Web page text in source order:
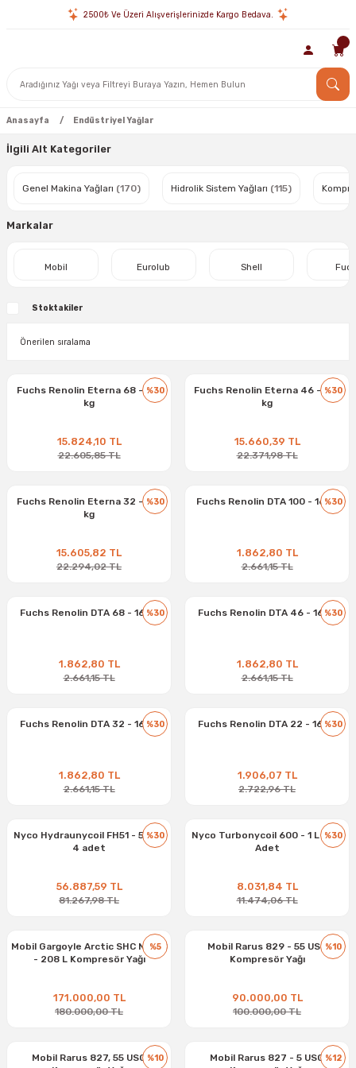
2500₺ Ve Üzeri Alışverişlerinizde Kargo Bedava.
Anasayfa Endüstriyel Yağlar
İlgili Alt Kategoriler
Genel Makina Yağları (170) Hidrolik Sistem Yağları (115)
Markalar
Mobil Eurolub Shell
Stoktakiler
%30
Fuchs Renolin Eterna 68 - 173
kg
15.824,10 TL
22.605,85 TL
%30
Fuchs Renolin Eterna 46 - 177
kg
15.660,39 TL
22.371,98 TL
%30
Fuchs Renolin Eterna 32 - 176
kg
15.605,82 TL
22.294,02 TL
%30
Fuchs Renolin DTA 100 - 16 kg
1.862,80 TL
2.661,15 TL
%30
Fuchs Renolin DTA 68 - 16 kg
1.862,80 TL
2.661,15 TL
%30
Fuchs Renolin DTA 46 - 16 kg
1.862,80 TL
2.661,15 TL
%30
Fuchs Renolin DTA 32 - 16 kg
1.862,80 TL
2.661,15 TL
%30
Fuchs Renolin DTA 22 - 16 kg
1.906,07 TL
2.722,96 TL
%30
Nyco Hydraunycoil FH51 - 5 Lt x
4 adet
56.887,59 TL
81.267,98 TL
%30
Nyco Turbonycoil 600 - 1 L x 24
Adet
8.031,84 TL
11.474,06 TL
%5
Mobil Gargoyle Arctic SHC NH 68
- 208 L Kompresör Yağı
171.000,00 TL
180.000,00 TL
%10
Mobil Rarus 829 - 55 USG
Kompresör Yağı
90.000,00 TL
100.000,00 TL
%10
Mobil Rarus 827, 55 USG
%12
Mobil Rarus 827 - 5 USG